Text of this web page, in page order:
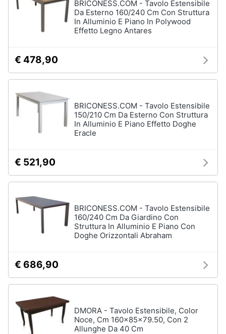
Lavanderia
lavanderia
Vedi
BRICONESS.COM - Tavolo Estensibile
Da Esterno 160/240 Cm Con Struttura
In Alluminio E Piano In Polywood
Effetto Legno Antares
€ 478,90
BRICONESS.COM - Tavolo Estensibile
150/210 Cm Da Esterno Con Struttura
In Alluminio E Piano Effetto Doghe
Eracle
€ 521,90
BRICONESS.COM - Tavolo Estensibile
160/240 Cm Da Giardino Con
Struttura In Alluminio E Piano Con
Doghe Orizzontali Abraham
€ 686,90
DMORA - Tavolo Estensibile, Color
Noce, Cm 160x85x79.50, Con 2
Allunghe Da 40 Cm